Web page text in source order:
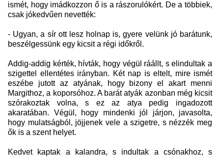
ismét, hogy imádkozzon ő is a rászorulókért. De a többiek,
csak jókedvűen nevették:
- Ugyan, a sír ott lesz holnap is, gyere velünk jó barátunk,
beszélgessünk egy kicsit a régi időkről.
Addig-addig kérték, hívták, hogy végül ráállt, s elindultak a
szigettel ellentétes irányban. Két nap is eltelt, mire ismét
eszébe jutott az atyának, hogy bizony el akart menni
Margithoz, a koporsóhoz. A barát atyák azonban még kicsit
szórakoztak volna, s ez az atya pedig ingadozott
akaratában. Végül, hogy mindenki jól járjon, javasolta,
hogy mulatságból, jöjjenek vele a szigetre, s nézzék meg
ők is a szent helyet.
Kedvet kaptak a kalandra, s indultak a csónakhoz, s